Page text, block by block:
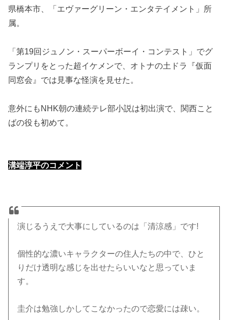
県橋本市、「エヴァーグリーン・エンタテイメント」所
属。
「第19回ジュノン・スーパーボーイ・コンテスト」でグ
ランプリをとった超イケメンで、オトナの土ドラ『仮面
同窓会』では見事な怪演を見せた。
意外にもNHK朝の連続テレ部小説は初出演で、関西こと
ばの役も初めて。
溝端淳平のコメント
演じるうえで大事にしているのは「清涼感」です!
個性的な濃いキャラクターの住人たちの中で、ひと
りだけ透明な感じを出せたらいいなと思っていま
す。
圭介は勉強しかしてこなかったので恋愛には疎い。